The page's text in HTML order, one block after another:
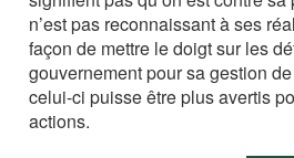
n’est pas reconnaissant à ses
façon de mettre le doigt sur les
gouvernement pour sa gestion
celui-ci puisse être plus avertis
actions.